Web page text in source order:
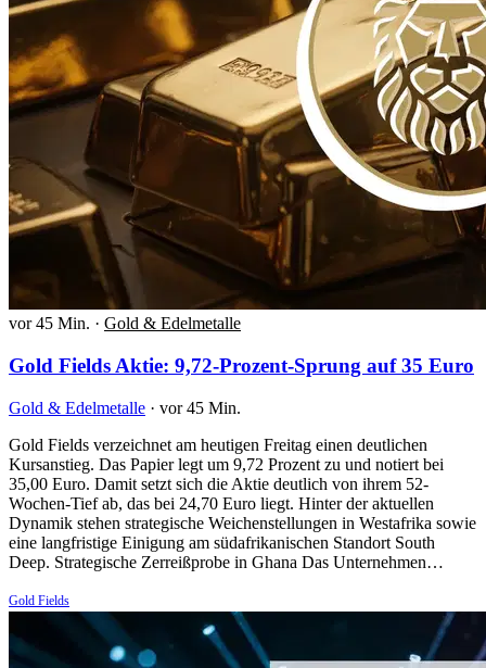
vor 45 Min. · Gold & Edelmetalle
Gold Fields Aktie: 9,72-Prozent-Sprung auf 35 Euro
Gold & Edelmetalle · vor 45 Min.
Gold Fields verzeichnet am heutigen Freitag einen deutlichen
Kursanstieg. Das Papier legt um 9,72 Prozent zu und notiert bei
35,00 Euro. Damit setzt sich die Aktie deutlich von ihrem 52-
Wochen-Tief ab, das bei 24,70 Euro liegt. Hinter der aktuellen
Dynamik stehen strategische Weichenstellungen in Westafrika sowie
eine langfristige Einigung am südafrikanischen Standort South
Deep. Strategische Zerreißprobe in Ghana Das Unternehmen…
Gold Fields